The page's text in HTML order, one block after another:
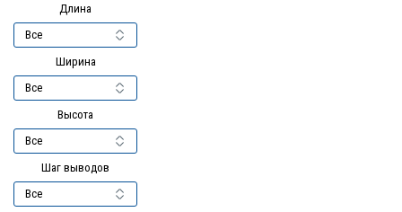
Длина
Ширина
Высота
Шаг выводов